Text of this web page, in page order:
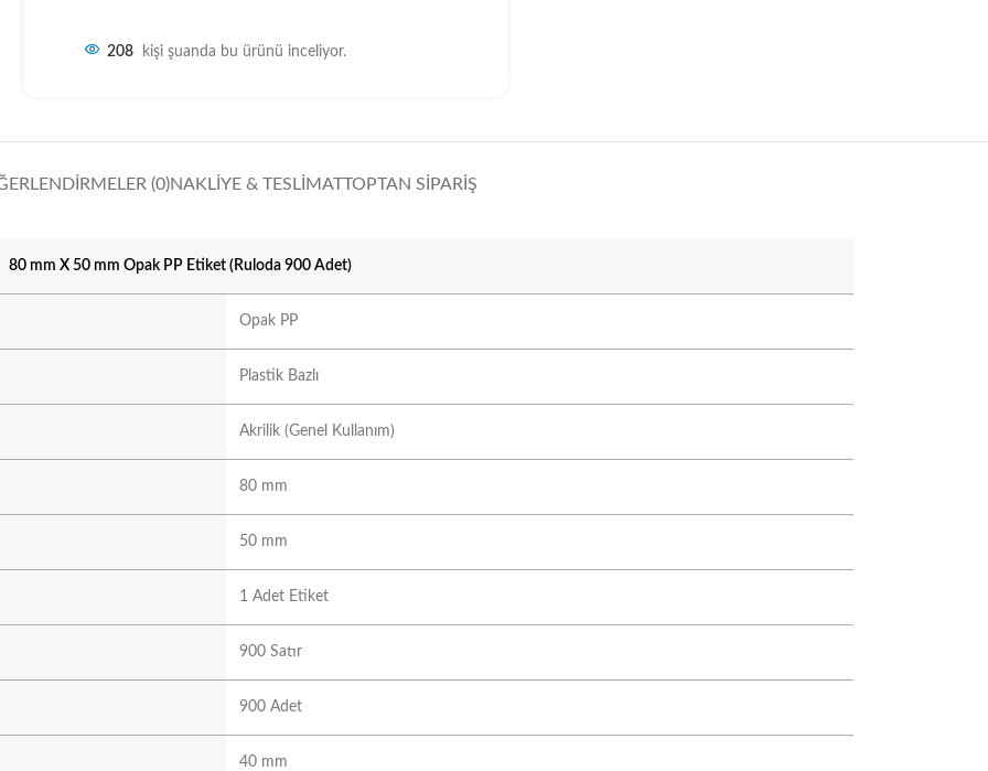
208 kişi şuanda bu ürünü inceliyor.
(0)NAKLIYE & TESLIMATTOPTAN SIPARIŞ
80 mm X 50 mm Opak PP Etiket (Ruloda 900 Adet)
Opak PP
Plastik Bazlı
Akrilik (Genel Kullanım)
80 mm
50 mm
1 Adet Etiket
900 Satır
900 Adet
40 mm